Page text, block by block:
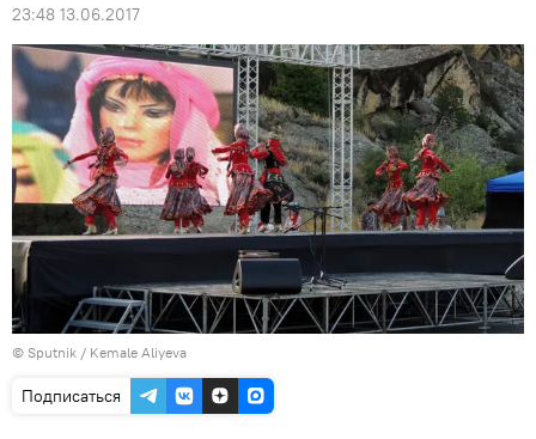
23:48 13.06.2017
© Sputnik / Kemale Aliyeva
Подписаться